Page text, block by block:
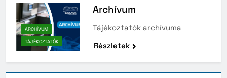
ARCHÍVUM
TÁJÉKOZTATÓK
Archívum
Tájékoztatók archívuma
Részletek